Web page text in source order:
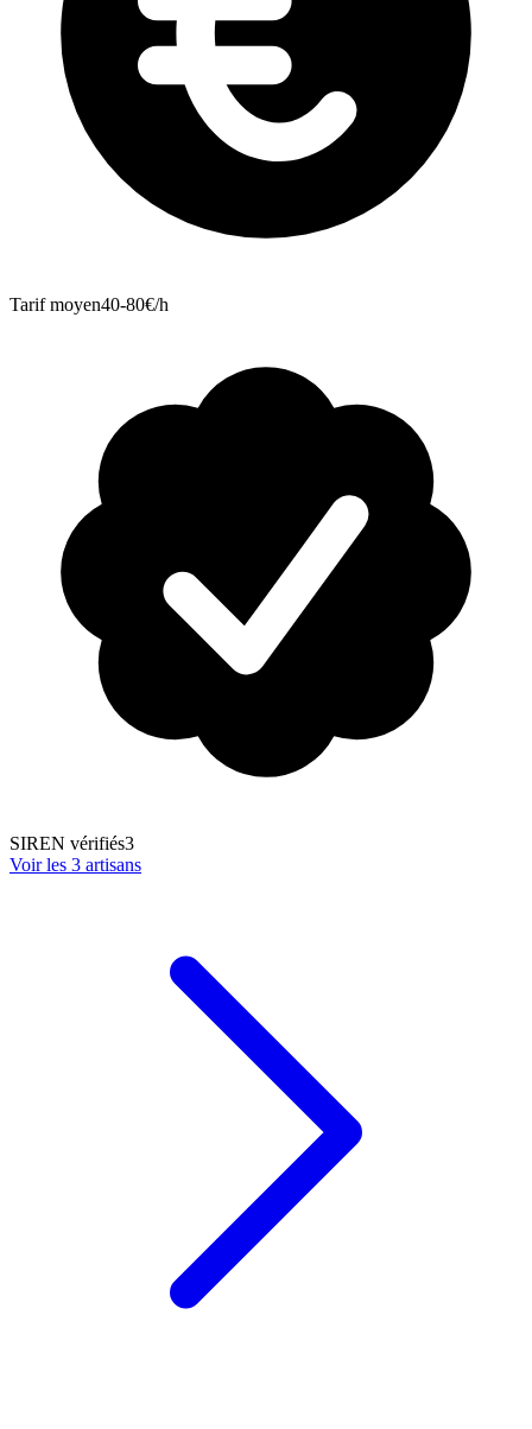
Tarif moyen40-80€/h
SIREN vérifiés3
Voir les 3 artisans